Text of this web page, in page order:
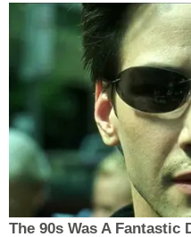
The 90s Was A Fantastic